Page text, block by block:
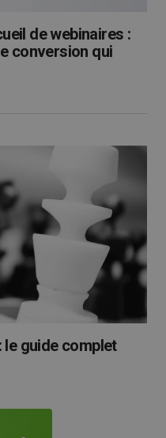
de webinaires :
conversion qui
le guide complet